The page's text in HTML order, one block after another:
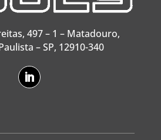
497 – 1 – Matadouro,
– SP, 12910-340